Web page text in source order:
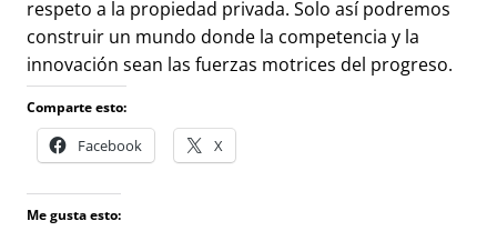
respeto a la propiedad privada. Solo así podremos
construir un mundo donde la competencia y la
innovación sean las fuerzas motrices del progreso.
Comparte esto:
Facebook X
Me gusta esto: